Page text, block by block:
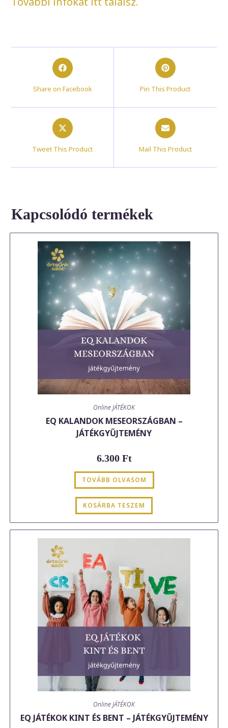
Opens
in
window
Share on Facebook
Opens
in
a
window
Pin This Product
Opens
in
window
Tweet This Product
Opens
in
a
window
Mail This Product
Kapcsolódó termékek
Online JÁTÉKOK
EQ KALANDOK MESEORSZÁGBAN –
JÁTÉKGYŰJTEMÉNY
6.300 Ft
TOVÁBB OLVASOM
KOSÁRBA TESZEM
Online JÁTÉKOK
EQ JÁTÉKOK KINT ÉS BENT – JÁTÉKGYŰJTEMÉNY